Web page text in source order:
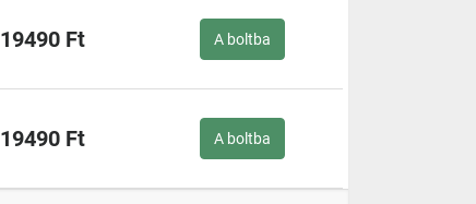
19490 Ft A boltba
19490 Ft A boltba